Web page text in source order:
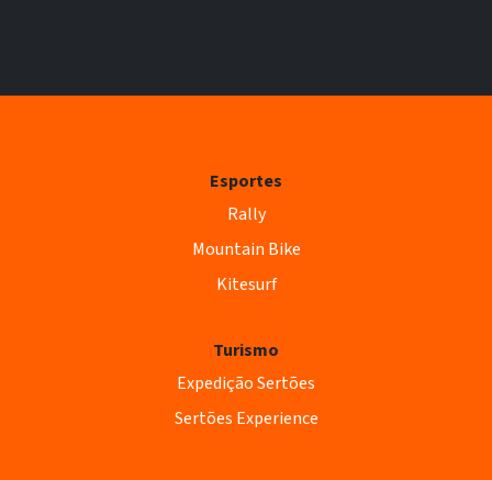
Esportes
Rally
Mountain Bike
Kitesurf
Turismo
Expedição Sertões
Sertões Experience